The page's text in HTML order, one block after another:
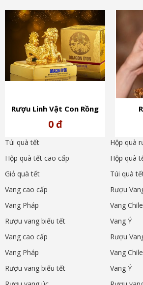
Rượu Linh Vật Con Rồng
Vàng Pháp 2024 Dragon
Dor XO Extra Elegance
0 đ
Pháp
Túi quà tết
Hộp quà
Hộp quà tết cao cấp
Hộp quà
Giỏ quà tết
Túi quà
Vang cao cấp
Rượu
Vang Pháp
Vang Chile
Rượu vang biếu tết
Vang Ý
Vang cao cấp
Rượu
Vang Pháp
Vang Chile
Rượu vang biếu tết
Vang Ý